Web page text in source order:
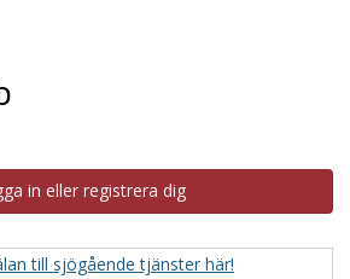
in eller registrera dig
till sjögående tjänster här!